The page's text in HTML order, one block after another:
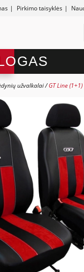
| Pirkimo taisyklės |
užvalkalai GT Line